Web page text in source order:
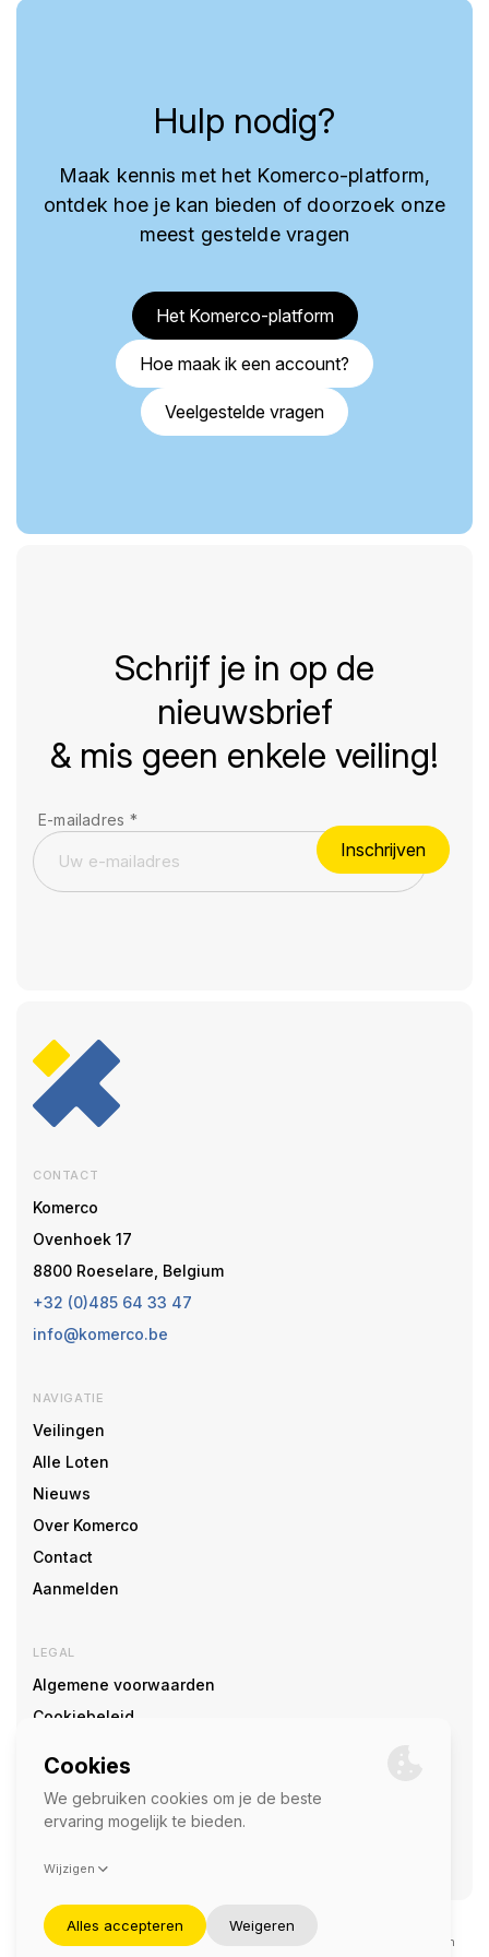
Hulp nodig?
Maak kennis met het Komerco-platform,
ontdek hoe je kan bieden of doorzoek onze
meest gestelde vragen
Het Komerco-platform
Hoe maak ik een account?
Veelgestelde vragen
Schrijf je in op de
nieuwsbrief
& mis geen enkele veiling!
E-mailadres *
Inschrijven
CONTACT
Komerco
Ovenhoek 17
8800 Roeselare, Belgium
+32 (0)485 64 33 47
info@komerco.be
NAVIGATIE
Veilingen
Alle Loten
Nieuws
Over Komerco
Contact
Aanmelden
LEGAL
Algemene voorwaarden
Cookiebeleid
SOCIAL
©2026 — Komerco
Deze site wordt beschermd door reCAPTCHA en het
en